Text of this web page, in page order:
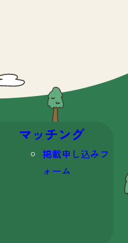
マッチング
掲載申し込みフ
ォーム